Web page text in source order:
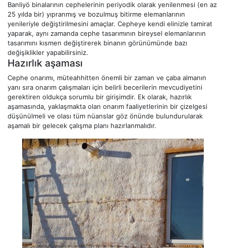
Banliyö binalarının cephelerinin periyodik olarak yenilenmesi (en az
25 yılda bir) yıpranmış ve bozulmuş bitirme elemanlarının
yenileriyle değiştirilmesini amaçlar. Cepheye kendi elinizle tamirat
yaparak, aynı zamanda cephe tasarımının bireysel elemanlarının
tasarımını kısmen değiştirerek binanın görünümünde bazı
değişiklikler yapabilirsiniz.
Hazırlık aşaması
Cephe onarımı, müteahhitten önemli bir zaman ve çaba almanın
yanı sıra onarım çalışmaları için belirli becerilerin mevcudiyetini
gerektiren oldukça sorumlu bir girişimdir. Ek olarak, hazırlık
aşamasında, yaklaşmakta olan onarım faaliyetlerinin bir çizelgesi
düşünülmeli ve olası tüm nüanslar göz önünde bulundurularak
aşamalı bir gelecek çalışma planı hazırlanmalıdır.